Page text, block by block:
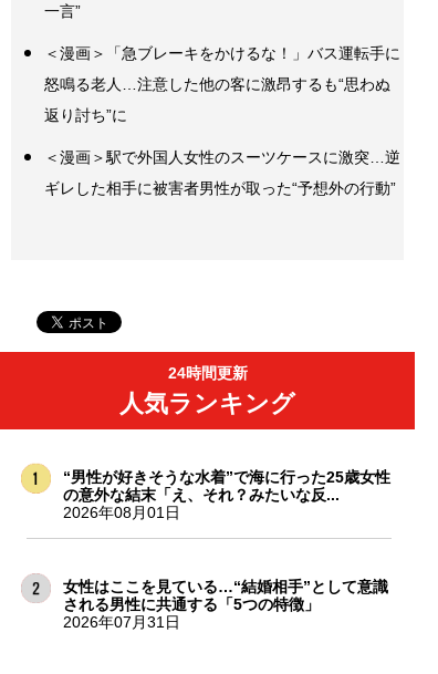
一言”
＜漫画＞「急ブレーキをかけるな！」バス運転手に
怒鳴る老人…注意した他の客に激昂するも“思わぬ
返り討ち”に
＜漫画＞駅で外国人女性のスーツケースに激突…逆
ギレした相手に被害者男性が取った“予想外の行動”
24時間更新
人気ランキング
“男性が好きそうな水着”で海に行った25歳女性
の意外な結末「え、それ？みたいな反...
2026年08月01日
女性はここを見ている…“結婚相手”として意識
される男性に共通する「5つの特徴」
2026年07月31日